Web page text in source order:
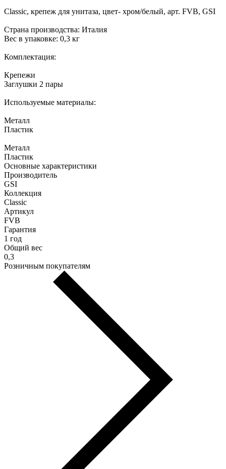
Classic, крепеж для унитаза, цвет- хром/белый, арт. FVB, GSI
Страна производства: Италия
Вес в упаковке: 0,3 кг
Комплектация:
Крепежи
Заглушки 2 пары
Используемые материалы:
Металл
Пластик
Металл
Пластик
Основные характеристики
Производитель
GSI
Коллекция
Classic
Артикул
FVB
Гарантия
1 год
Общий вес
0,3
Розничным покупателям